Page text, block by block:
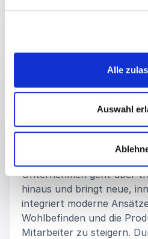
Alle
Auswahl
VORTRAG VON
Iss Dich gesund! –
Unternehmen durch
Ernährung und
Unternehmen geht über
hinaus und bringt neue,
integriert moderne
Wohlbefinden und die
Mitarbeiter zu steigern.